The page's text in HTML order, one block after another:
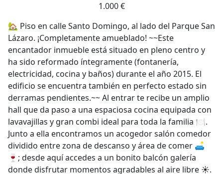
1.000 €
🏡 Piso en calle Santo Domingo, al lado del Parque San
Lázaro. ¡Completamente amueblado! ~~Este
encantador inmueble está situado en pleno centro y
ha sido reformado íntegramente (fontanería,
electricidad, cocina y baños) durante el año 2015. El
edificio se encuentra también en perfecto estado sin
derramas pendientes.~~ Al entrar te recibe un amplio
hall que da paso a una espaciosa cocina equipada con
lavavajillas y gran combi ideal para toda la familia 🍽️.
Junto a ella encontramos un acogedor salón comedor
dividido entre zona de descanso y área de comer 🛋️
🍷; desde aquí accedes a un bonito balcón galería
donde disfrutar momentos agradables al aire libre ☀️.